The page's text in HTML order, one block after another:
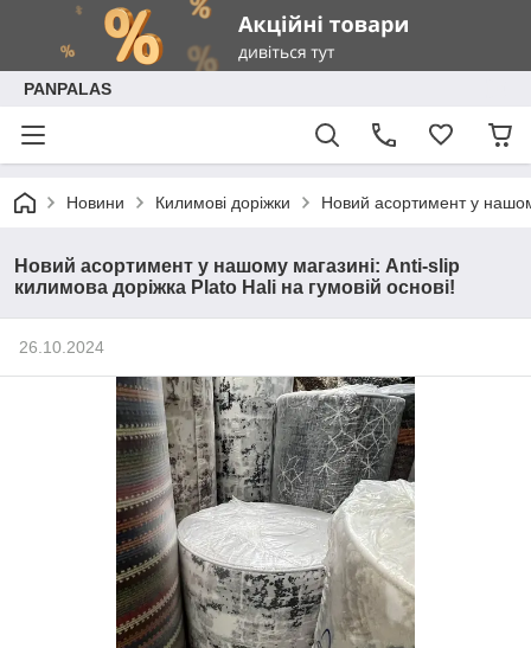
PANPALAS
Новини Килимові доріжки Новий асортимент у
Новий асортимент у нашому магазині: Anti-slip
килимова доріжка Plato Hali на гумовій основі!
26.10.2024